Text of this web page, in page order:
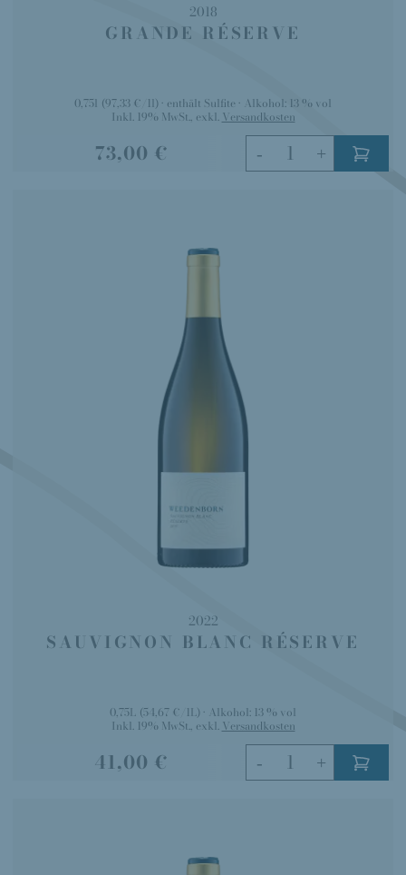
2018
GRANDE RÉSERVE
0,75l (97,33 €/1l) enthält Sulfite Alkohol: 13 % vol
73,00 €
Inkl. 19% MwSt., exkl. Versandkosten
- +
2022
SAUVIGNON BLANC RÉSERVE
0,75L (54,67 €/1L) Alkohol: 13 % vol
41,00 €
Inkl. 19% MwSt., exkl. Versandkosten
- +